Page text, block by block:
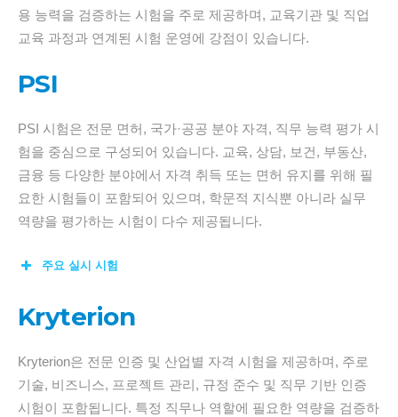
용 능력을 검증하는 시험을 주로 제공하며, 교육기관 및 직업
교육 과정과 연계된 시험 운영에 강점이 있습니다.
PSI
PSI 시험은 전문 면허, 국가·공공 분야 자격, 직무 능력 평가 시
험을 중심으로 구성되어 있습니다. 교육, 상담, 보건, 부동산,
금융 등 다양한 분야에서 자격 취득 또는 면허 유지를 위해 필
요한 시험들이 포함되어 있으며, 학문적 지식뿐 아니라 실무
역량을 평가하는 시험이 다수 제공됩니다.
주요 실시 시험
Kryterion
Kryterion은 전문 인증 및 산업별 자격 시험을 제공하며, 주로
기술, 비즈니스, 프로젝트 관리, 규정 준수 및 직무 기반 인증
시험이 포함됩니다. 특정 직무나 역할에 필요한 역량을 검증하